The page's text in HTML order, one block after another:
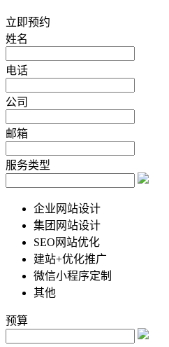
立即预约
姓名
电话
公司
邮箱
服务类型
企业网站设计
集团网站设计
SEO网站优化
建站+优化推广
微信小程序定制
其他
预算